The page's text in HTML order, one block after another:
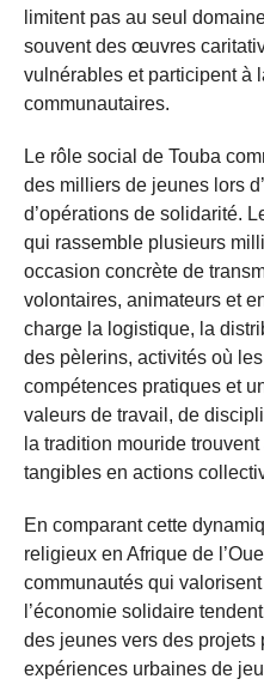
limitent pas au seul
souvent des œuvres
vulnérables et participent à
communautaires.
Le rôle social de Touba
des milliers de jeunes lors
d’opérations de solidarité.
qui rassemble plusieurs
occasion concrète de
volontaires, animateurs et
charge la logistique, la
des pèlerins, activités où
compétences pratiques et
valeurs de travail, de
la tradition mouride
tangibles en actions
En comparant cette
religieux en Afrique de
communautés qui
l’économie solidaire
des jeunes vers des projets
expériences urbaines de